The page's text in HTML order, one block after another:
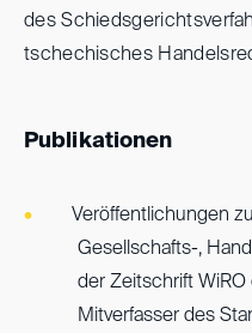
des
tschechisches
Publikationen
Veröffentlichungen
Gesellschafts-,
der Zeitschrift WiRO
Mitverfasser des